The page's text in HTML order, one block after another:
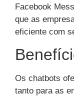
Facebook
que as
eficiente com
Os chatbots
tanto para as